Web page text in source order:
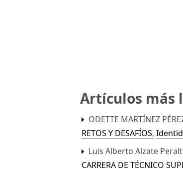
Artículos más
ODETTE MARTÍNEZ
RETOS Y DESAFÍOS,
Luis Alberto Alzate
CARRERA DE TÉCNICO